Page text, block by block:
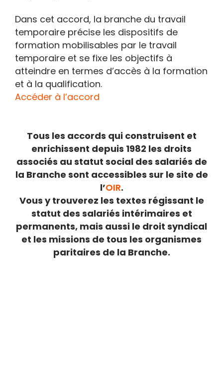
Dans cet accord, la branche du travail
temporaire précise les dispositifs de
formation mobilisables par le travail
temporaire et se fixe les objectifs à
atteindre en termes d’accès à la formation
et à la qualification.
Accéder à l’accord
Tous les accords qui construisent et
enrichissent depuis 1982 les droits
associés au statut social des salariés de
la Branche sont accessibles sur le site de
l’OIR.
Vous y trouverez les textes régissant le
statut des salariés intérimaires et
permanents, mais aussi le droit syndical
et les missions de tous les organismes
paritaires de la Branche.